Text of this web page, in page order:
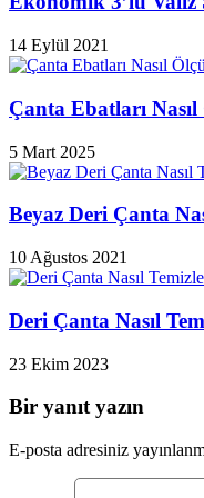
14 Eylül 2021
Çanta Ebatları
5 Mart 2025
Beyaz Deri Çanta
10 Ağustos 2021
Deri Çanta Nasıl
23 Ekim 2023
Bir yanıt yazın
E-posta adresiniz